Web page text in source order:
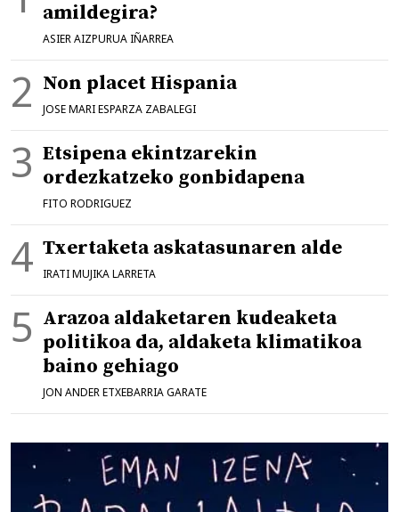
amildegira?
ASIER AIZPURUA IÑARREA
Non placet Hispania
JOSE MARI ESPARZA ZABALEGI
Etsipena ekintzarekin
ordezkatzeko gonbidapena
FITO RODRIGUEZ
Txertaketa askatasunaren alde
IRATI MUJIKA LARRETA
Arazoa aldaketaren kudeaketa
politikoa da, aldaketa klimatikoa
baino gehiago
JON ANDER ETXEBARRIA GARATE